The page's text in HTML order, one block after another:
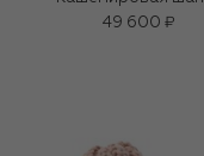
49 600 ₽